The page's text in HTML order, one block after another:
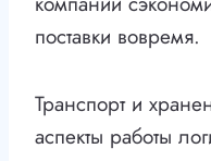
поставки вовремя.
Транспорт и
аспекты работы